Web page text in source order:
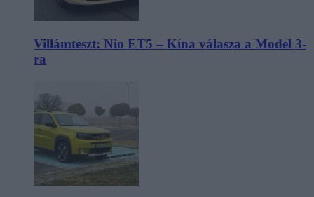
Villámteszt: Nio ET5 – Kína válasza a Model 3-
ra